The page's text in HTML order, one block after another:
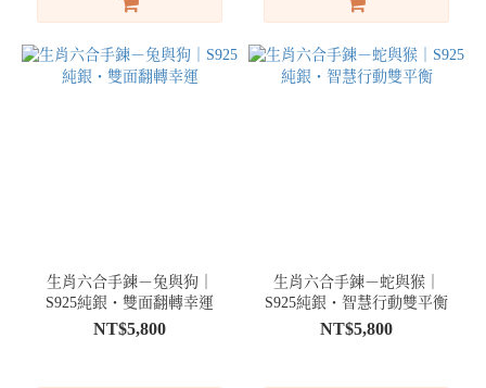
生肖六合手鍊－兔與狗｜
S925純銀・雙面翻轉幸運
NT$5,800
生肖六合手鍊－蛇與猴｜
S925純銀・智慧行動雙平衡
NT$5,800